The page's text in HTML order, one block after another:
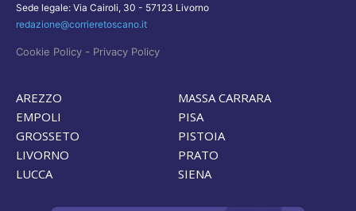
Sede legale: Via Cairoli, 30 - 57123 Livorno
redazione@corrieretoscano.it
Cookie Policy - Privacy Policy
AREZZO
EMPOLI
GROSSETO
LIVORNO
LUCCA
MASSA CARRARA
PISA
PISTOIA
PRATO
SIENA